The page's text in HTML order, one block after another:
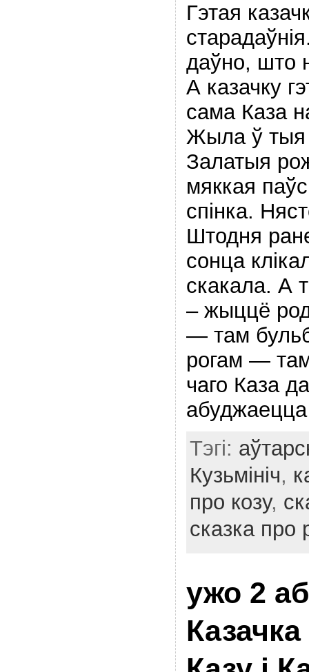
Гэтая
даўно, што
А казачку
сама Каза
Жыла ў тыя
Залатыя
мяккая
спінка.
Штодня
сонца
скакала. А
– жыццё
— там
рогам —
чаго Каза
Тэгі:
Кузьмініч,
про козу,
сказка про
ужо 2